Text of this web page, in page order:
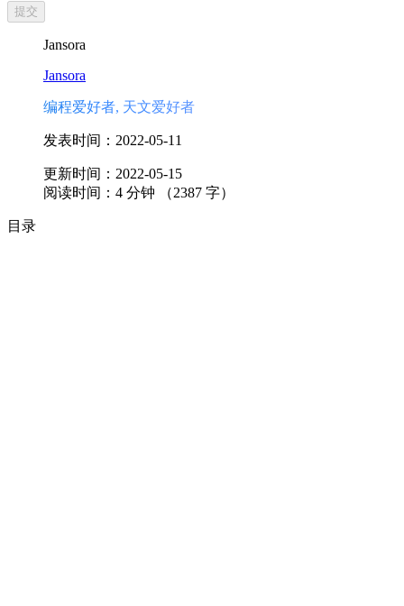
提交
Jansora
Jansora
编程爱好者, 天文爱好者
发表时间： 2022-05-11
更新时间： 2022-05-15
阅读时间： 4 分钟 （2387 字）
目录